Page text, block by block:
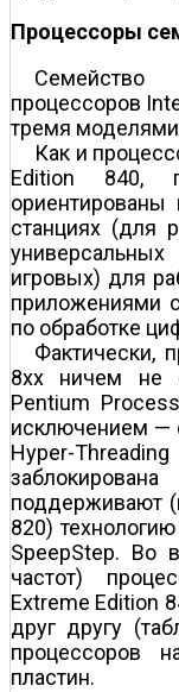
Процессоры
процессоров
тремя
Как и
Edition 840,
ориентированы
станциях (для
игровых) для
приложениями
по обработке
Фактически,
8хх ничем не
Pentium
исключением —
Hyper-
поддерживают
820)
SpeepStep. Во
частот)
Extreme Edition
друг другу
процессоров
пластин.